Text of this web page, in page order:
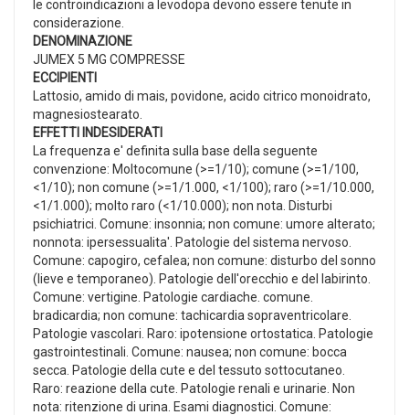
le controindicazioni a levodopa devono essere tenute in
considerazione.
DENOMINAZIONE
JUMEX 5 MG COMPRESSE
ECCIPIENTI
Lattosio, amido di mais, povidone, acido citrico monoidrato,
magnesiostearato.
EFFETTI INDESIDERATI
La frequenza e' definita sulla base della seguente
convenzione: Moltocomune (>=1/10); comune (>=1/100,
<1/10); non comune (>=1/1.000, <1/100); raro (>=1/10.000,
<1/1.000); molto raro (<1/10.000); non nota. Disturbi
psichiatrici. Comune: insonnia; non comune: umore alterato;
nonnota: ipersessualita'. Patologie del sistema nervoso.
Comune: capogiro, cefalea; non comune: disturbo del sonno
(lieve e temporaneo). Patologie dell'orecchio e del labirinto.
Comune: vertigine. Patologie cardiache. comune.
bradicardia; non comune: tachicardia sopraventricolare.
Patologie vascolari. Raro: ipotensione ortostatica. Patologie
gastrointestinali. Comune: nausea; non comune: bocca
secca. Patologie della cute e del tessuto sottocutaneo.
Raro: reazione della cute. Patologie renali e urinarie. Non
nota: ritenzione di urina. Esami diagnostici. Comune: